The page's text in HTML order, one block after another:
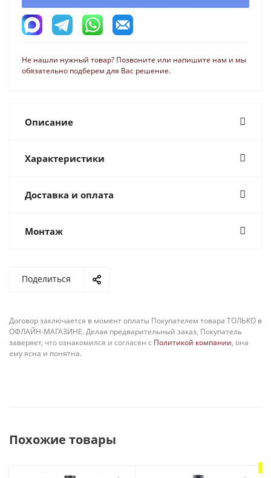
Не нашли нужный товар? Позвоните или напишите нам и мы
обязательно подберем для Вас решение.
Описание
Характеристики
Доставка и оплата
Монтаж
Поделиться
Договор заключается в момент оплаты Покупателем товара ТОЛЬКО в
ОФЛАЙН-МАГАЗИНЕ. Делая предварительный заказ, Покупатель
заверяет, что ознакомился и согласен с Политикой компании, она
ему ясна и понятна.
Похожие товары